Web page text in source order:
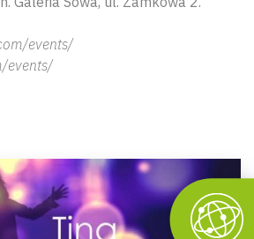
events/
events/